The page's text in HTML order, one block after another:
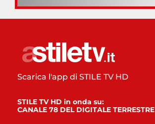
Scarica l'app di STILE TV HD
STILE TV HD in onda su:
CANALE 78 DEL DIGITALE TERRESTRE